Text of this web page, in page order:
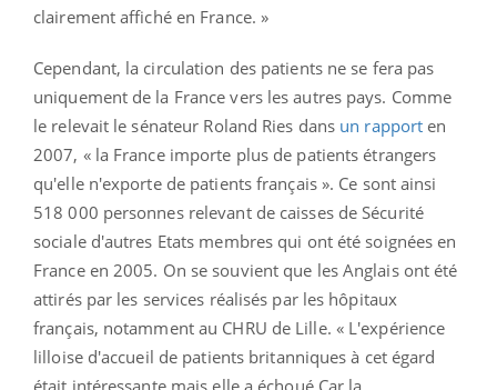
clairement affiché en France. »
Cependant, la circulation des patients ne se fera pas
uniquement de la France vers les autres pays. Comme
le relevait le sénateur Roland Ries dans un rapport en
2007, « la France importe plus de patients étrangers
qu'elle n'exporte de patients français ». Ce sont ainsi
518 000 personnes relevant de caisses de Sécurité
sociale d'autres Etats membres qui ont été soignées en
France en 2005. On se souvient que les Anglais ont été
attirés par les services réalisés par les hôpitaux
français, notamment au CHRU de Lille. « L'expérience
lilloise d'accueil de patients britanniques à cet égard
était intéressante mais elle a échoué.Car la